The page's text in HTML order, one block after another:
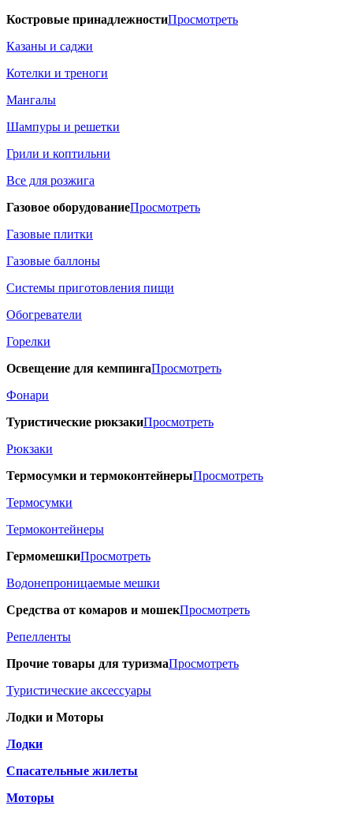
Костровые принадлежностиПросмотреть
Казаны и саджи
Котелки и треноги
Мангалы
Шампуры и решетки
Грили и коптильни
Все для розжига
Газовое оборудованиеПросмотреть
Газовые плитки
Газовые баллоны
Системы приготовления пищи
Обогреватели
Горелки
Освещение для кемпингаПросмотреть
Фонари
Туристические рюкзакиПросмотреть
Рюкзаки
Термосумки и термоконтейнерыПросмотреть
Термосумки
Термоконтейнеры
ГермомешкиПросмотреть
Водонепроницаемые мешки
Средства от комаров и мошекПросмотреть
Репелленты
Прочие товары для туризмаПросмотреть
Туристические аксессуары
Лодки и Моторы
Лодки
Спасательные жилеты
Моторы